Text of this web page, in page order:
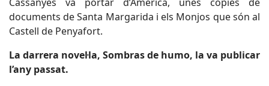
documents de Santa Margarida i els Monjos que són al
Castell de Penyafort.
La darrera novel·la, Sombras de humo, la va publicar
l’any passat.